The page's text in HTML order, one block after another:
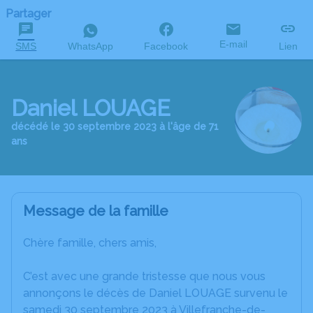
Partager
SMS WhatsApp Facebook E-mail Lien
Daniel LOUAGE
décédé le 30 septembre 2023 à l'âge de 71
ans
Message de la famille
Chère famille, chers amis,
C’est avec une grande tristesse que nous vous
annonçons le décès de Daniel LOUAGE survenu le
samedi 30 septembre 2023 à Villefranche-de-